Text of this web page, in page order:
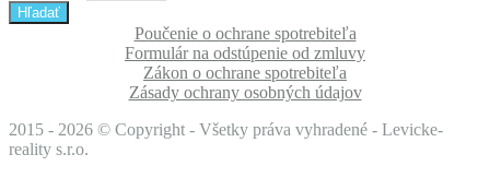
Poučenie o ochrane spotrebiteľa
Formulár na odstúpenie od zmluvy
Zákon o ochrane spotrebiteľa
Zásady ochrany osobných údajov
2015 - 2026 © Copyright - Všetky práva vyhradené - Levicke-
reality s.r.o.